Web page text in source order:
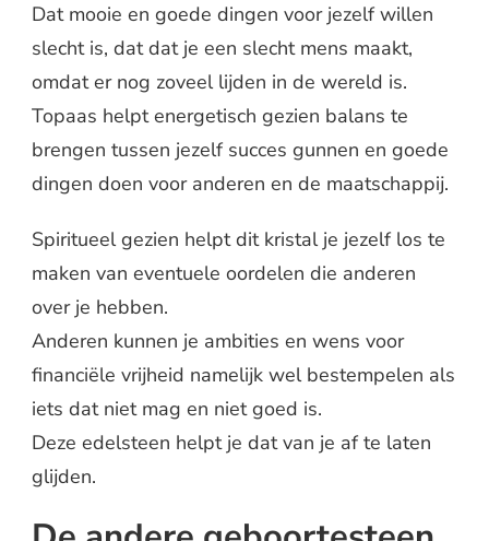
Dat mooie en goede dingen voor jezelf willen
slecht is, dat dat je een slecht mens maakt,
omdat er nog zoveel lijden in de wereld is.
Topaas helpt energetisch gezien balans te
brengen tussen jezelf succes gunnen en goede
dingen doen voor anderen en de maatschappij.
Spiritueel gezien helpt dit kristal je jezelf los te
maken van eventuele oordelen die anderen
over je hebben.
Anderen kunnen je ambities en wens voor
financiële vrijheid namelijk wel bestempelen als
iets dat niet mag en niet goed is.
Deze edelsteen helpt je dat van je af te laten
glijden.